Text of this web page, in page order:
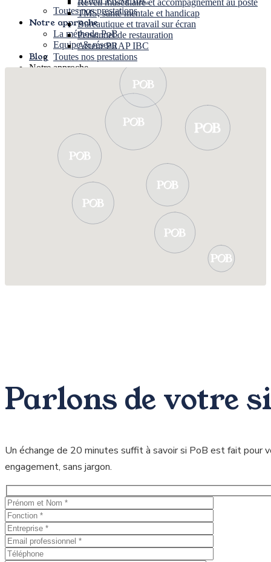
Toutes nos prestations
Notre approche
La méthode PoB
Equipe & réseau
Blog
Réveil musculaire et accompagnement au poste
TMS, santé mentale et handicap
Bureautique et travail sur écran
Personnel de restauration
Acteur PRAP IBC
Toutes nos prestations
Notre approche
Parlons de votre
Un échange de 20 minutes suffit à savoir si PoB est fait pour
engagement, sans jargon.